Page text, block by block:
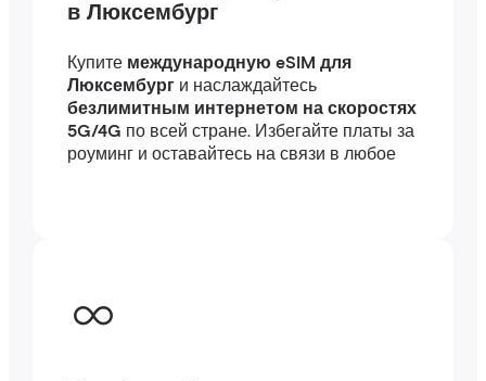
в Люксембург
Купите международную eSIM для
Люксембурги наслаждайтесь
безлимитным интернетом на скоростях
5G/4G по всей стране. Избегайте платы за
роуминг и оставайтесь на связи в любое